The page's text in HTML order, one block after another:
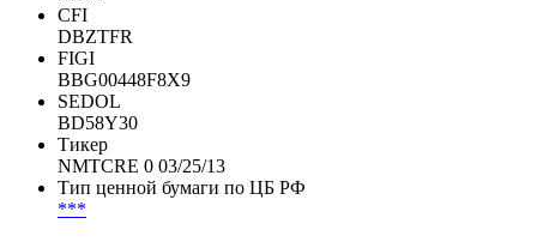
CFI
DBZTFR
FIGI
BBG00448F8X9
SEDOL
BD58Y30
Тикер
NMTCRE 0 03/25/13
Тип ценной бумаги по ЦБ РФ
***